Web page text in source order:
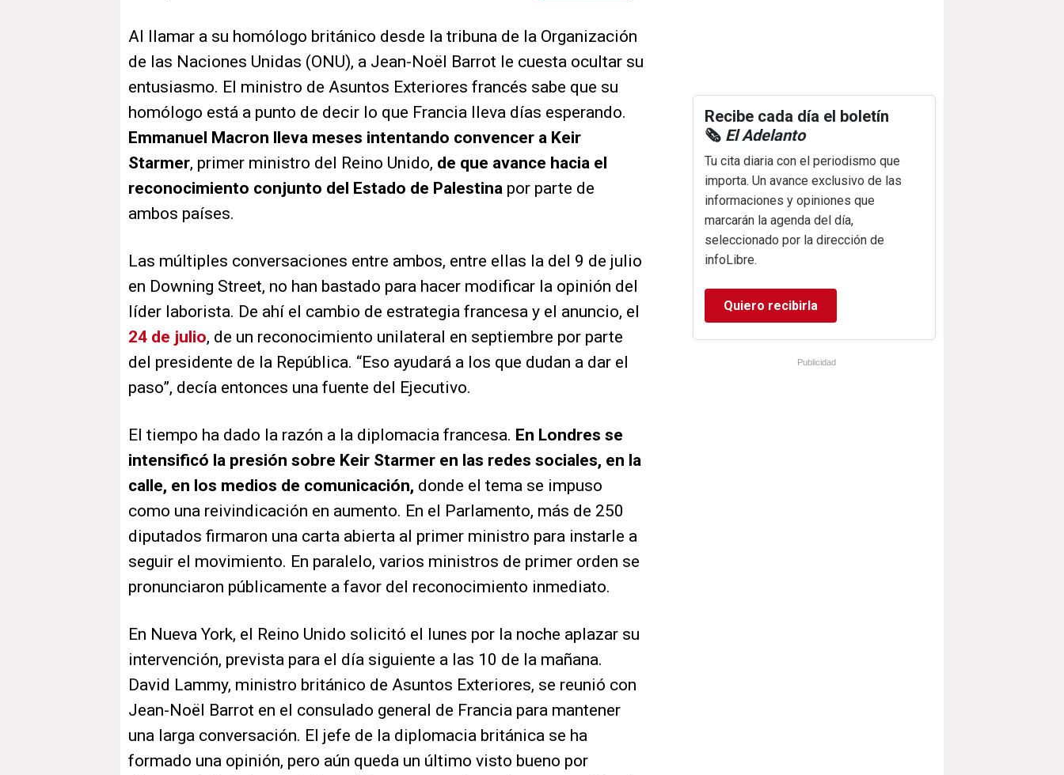
Al llamar a su homólogo británico desde la tribuna de la Organización
de las Naciones Unidas (ONU), a Jean-Noël Barrot le cuesta ocultar su
entusiasmo. El ministro de Asuntos Exteriores francés sabe que su
homólogo está a punto de decir lo que Francia lleva días esperando.
Emmanuel Macron lleva meses intentando convencer a Keir
Starmer, primer ministro del Reino Unido, de que avance hacia el
reconocimiento conjunto del Estado de Palestina por parte de
ambos países.
Las múltiples conversaciones entre ambos, entre ellas la del 9 de julio
en Downing Street, no han bastado para hacer modificar la opinión del
líder laborista. De ahí el cambio de estrategia francesa y el anuncio, el
24 de julio, de un reconocimiento unilateral en septiembre por parte
del presidente de la República. “Eso ayudará a los que dudan a dar el
paso”, decía entonces una fuente del Ejecutivo.
El tiempo ha dado la razón a la diplomacia francesa. En Londres se
intensificó la presión sobre Keir Starmer en las redes sociales, en la
calle, en los medios de comunicación, donde el tema se impuso
como una reivindicación en aumento. En el Parlamento, más de 250
diputados firmaron una carta abierta al primer ministro para instarle a
seguir el movimiento. En paralelo, varios ministros de primer orden se
pronunciaron públicamente a favor del reconocimiento inmediato.
En Nueva York, el Reino Unido solicitó el lunes por la noche aplazar su
intervención, prevista para el día siguiente a las 10 de la mañana.
David Lammy, ministro británico de Asuntos Exteriores, se reunió con
Jean-Noël Barrot en el consulado general de Francia para mantener
una larga conversación. El jefe de la diplomacia británica se ha
formado una opinión, pero aún queda un último visto bueno por
Recibe cada día el boletín
🗞️ El Adelanto
Tu cita diaria con el periodismo que
importa. Un avance exclusivo de las
informaciones y opiniones que
marcarán la agenda del día,
seleccionado por la dirección de
infoLibre.
Quiero recibirla
Publicidad